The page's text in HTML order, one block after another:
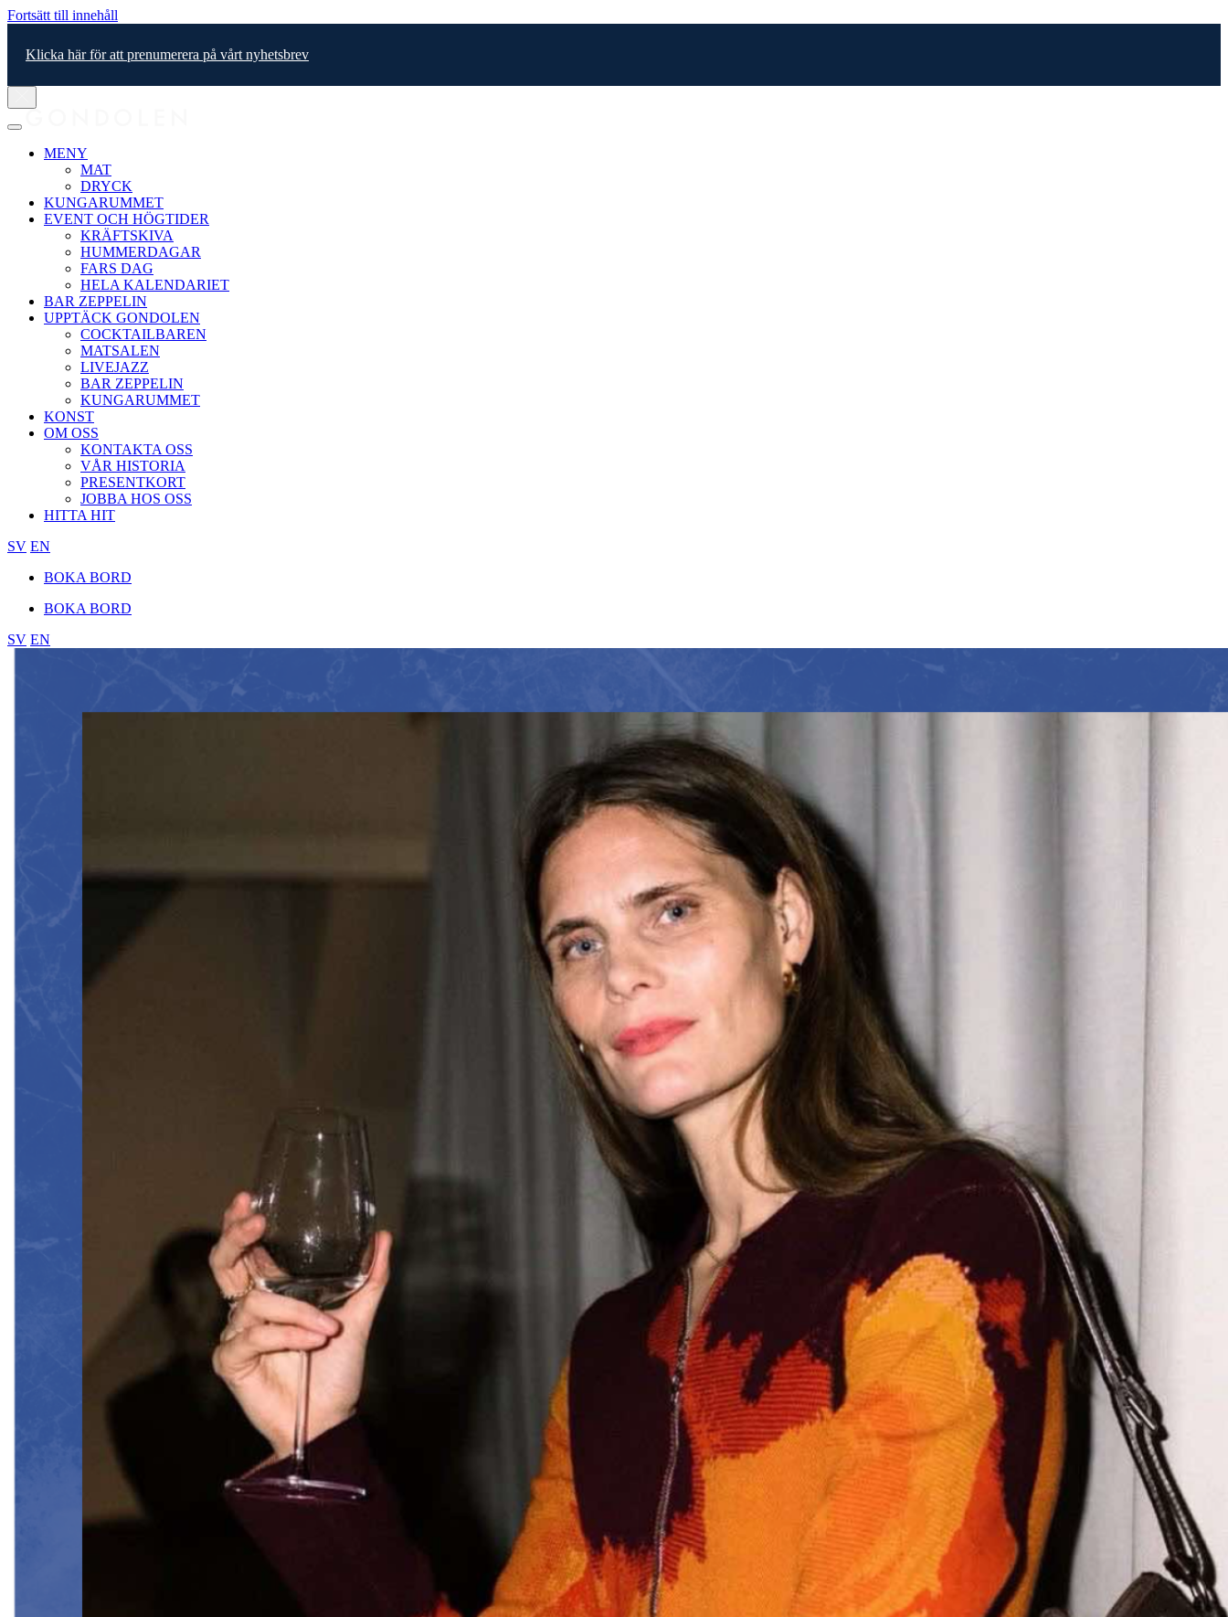
Fortsätt till innehåll
Klicka här för att prenumerera på vårt nyhetsbrev
MENY
MAT
DRYCK
KUNGARUMMET
EVENT OCH HÖGTIDER
KRÄFTSKIVA
HUMMERDAGAR
FARS DAG
HELA KALENDARIET
BAR ZEPPELIN
UPPTÄCK GONDOLEN
COCKTAILBAREN
MATSALEN
LIVEJAZZ
BAR ZEPPELIN
KUNGARUMMET
KONST
OM OSS
KONTAKTA OSS
VÅR HISTORIA
PRESENTKORT
JOBBA HOS OSS
HITTA HIT
SV EN
BOKA BORD
BOKA BORD
SV EN